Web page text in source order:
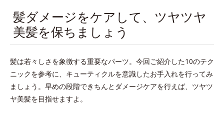
髪ダメージをケアして、ツヤツヤ
美髪を保ちましょう
髪は若々しさを象徴する重要なパーツ。今回ご紹介した10のテク
ニックを参考に、キューティクルを意識したお手入れを行ってみ
ましょう。早めの段階できちんとダメージケアを行えば、ツヤツ
ヤ美髪を目指せますよ。